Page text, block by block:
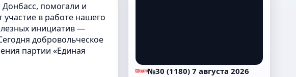
помогали и
в работе нашего
инициатив —
добровольческое
партии «Единая
№30 (1180) 7 августа 2026